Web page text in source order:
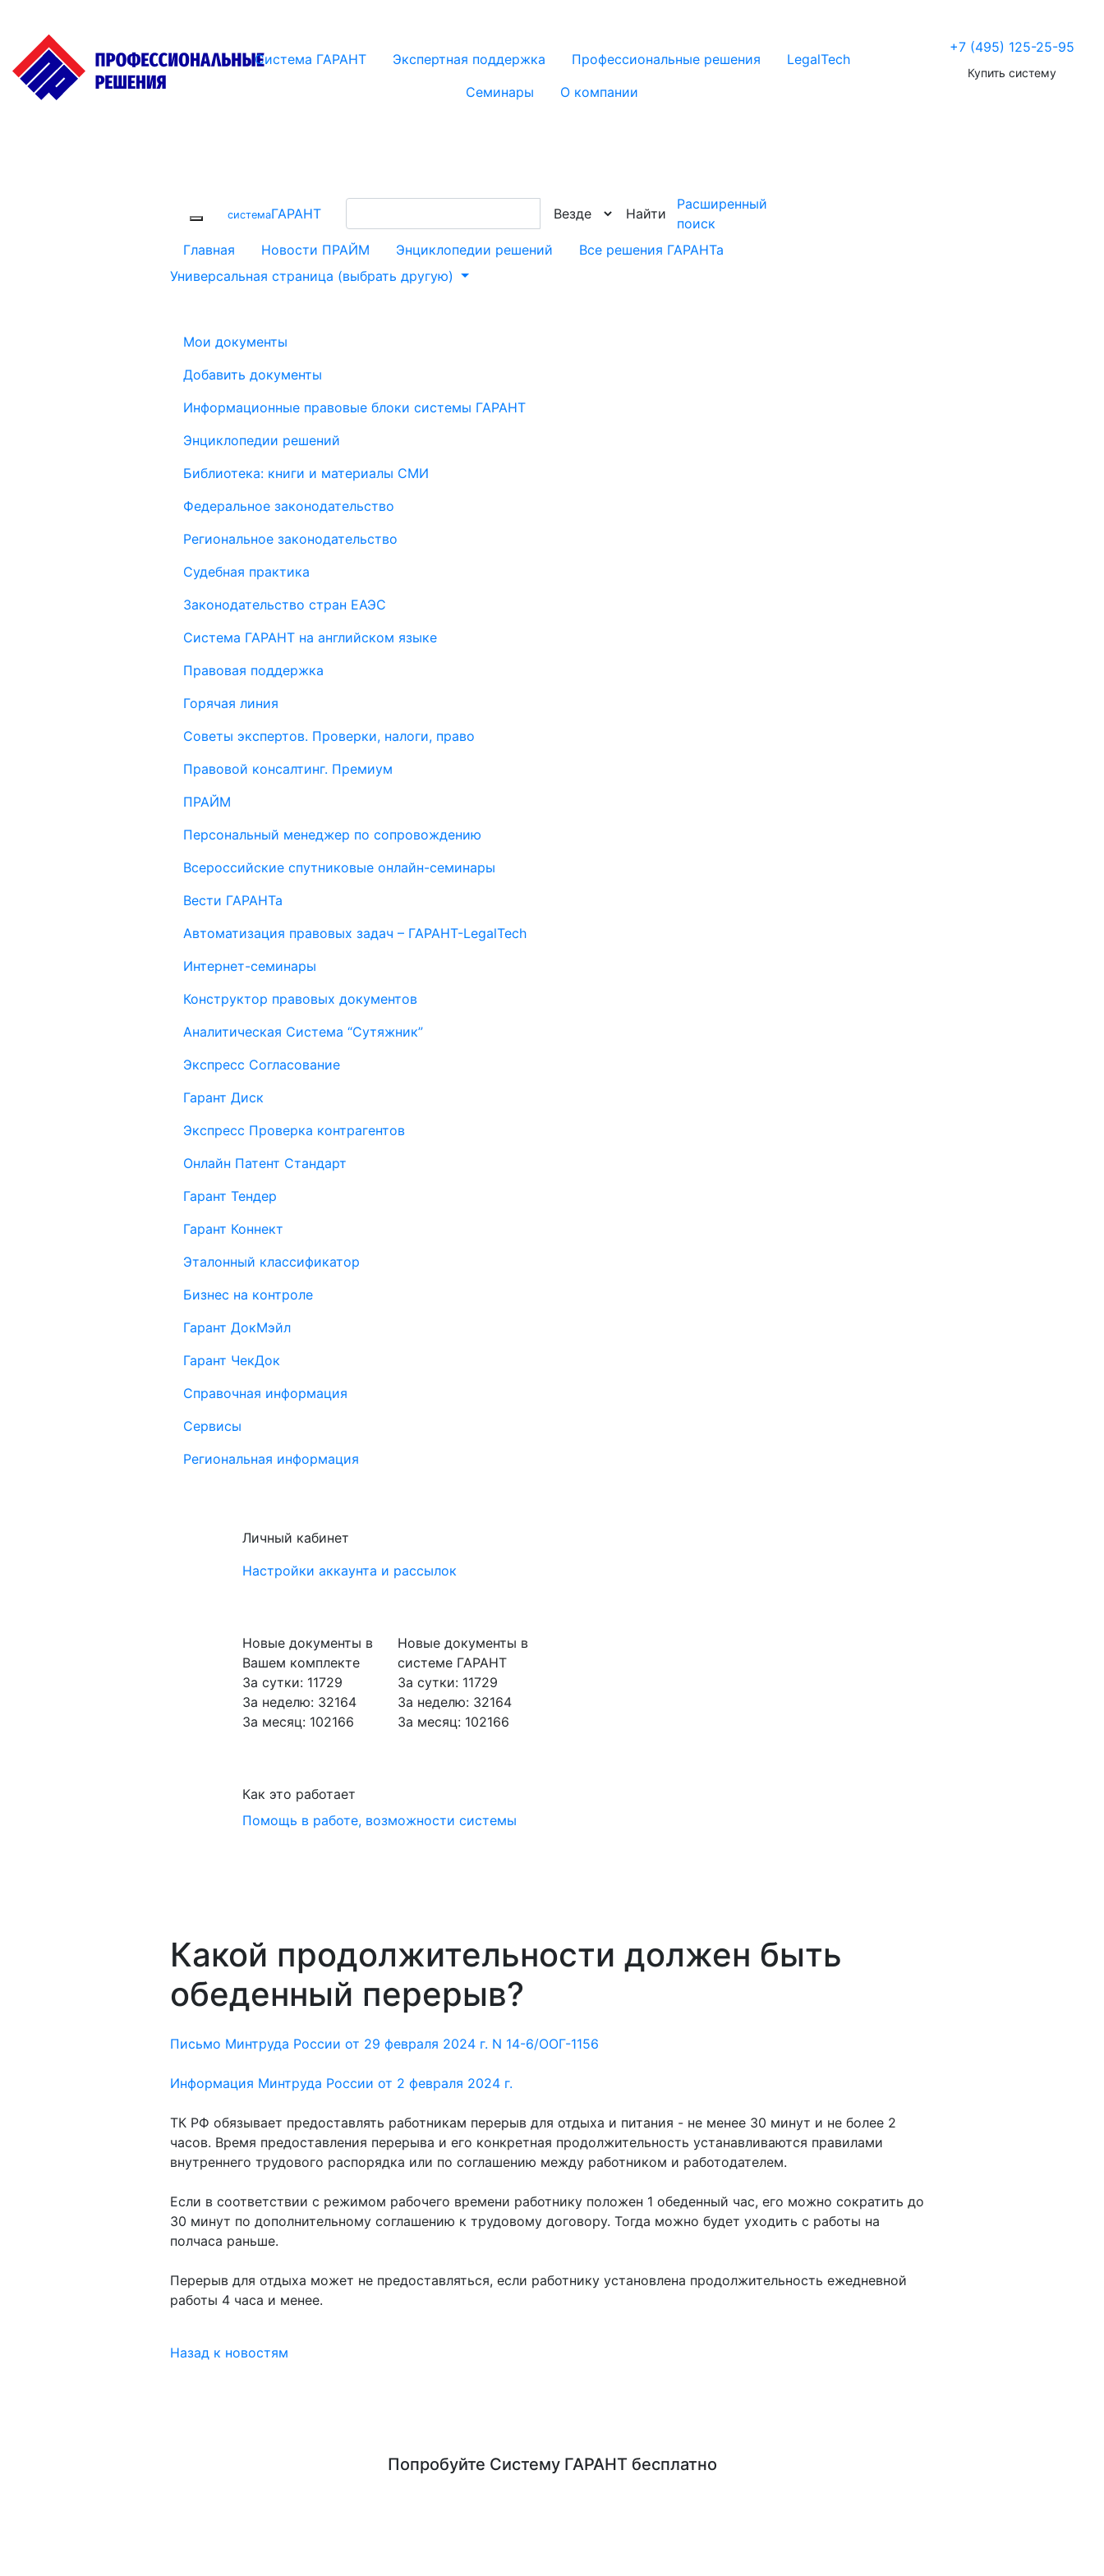
Система ГАРАНТ Экспертная поддержка Профессиональные решения
LegalTech
Семинары
О компании
+7 (495) 125-25-95
Купить систему
cистемаГАРАНТ Найти
Расширенный
поиск
Главная
Новости ПРАЙМ Энциклопедии решений
Все решения ГАРАНТа
Универсальная страница (выбрать другую)
Мои документы
Добавить документы
Информационные правовые блоки системы ГАРАНТ
Энциклопедии решений
Библиотека: книги и материалы СМИ
Федеральное законодательство
Региональное законодательство
Судебная практика
Законодательство стран ЕАЭС
Система ГАРАНТ на английском языке
Правовая поддержка
Горячая линия
Советы экспертов. Проверки, налоги, право
Правовой консалтинг. Премиум
ПРАЙМ
Персональный менеджер по сопровождению
Всероссийские спутниковые онлайн-семинары
Вести ГАРАНТа
Автоматизация правовых задач – ГАРАНТ-LegalTech
Интернет-семинары
Конструктор правовых документов
Аналитическая Система “Сутяжник”
Экспресс Согласование
Гарант Диск
Экспресс Проверка контрагентов
Онлайн Патент Стандарт
Гарант Тендер
Гарант Коннект
Эталонный классификатор
Бизнес на контроле
Гарант ДокМэйл
Гарант ЧекДок
Справочная информация
Сервисы
Региональная информация
Личный кабинет
Настройки аккаунта и рассылок
Новые документы в
Вашем комплекте
За сутки: 11729
За неделю: 32164
За месяц: 102166
Новые документы в
системе ГАРАНТ
За сутки: 11729
За неделю: 32164
За месяц: 102166
Как это работает
Помощь в работе, возможности системы
Какой продолжительности должен быть
обеденный перерыв?
Письмо Минтруда России от 29 февраля 2024 г. N 14-6/ООГ-1156
Информация Минтруда России от 2 февраля 2024 г.
ТК РФ обязывает предоставлять работникам перерыв для отдыха и питания - не менее 30 минут и не более 2
часов. Время предоставления перерыва и его конкретная продолжительность устанавливаются правилами
внутреннего трудового распорядка или по соглашению между работником и работодателем.
Если в соответствии с режимом рабочего времени работнику положен 1 обеденный час, его можно сократить до
30 минут по дополнительному соглашению к трудовому договору. Тогда можно будет уходить с работы на
полчаса раньше.
Перерыв для отдыха может не предоставляться, если работнику установлена продолжительность ежедневной
работы 4 часа и менее.
Назад к новостям
Попробуйте Систему ГАРАНТбесплатно